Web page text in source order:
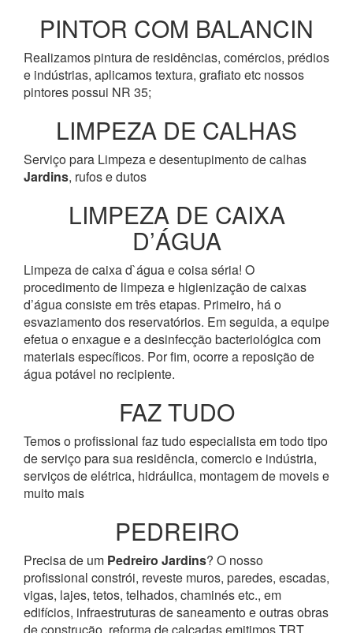
PINTOR COM BALANCIN
Realizamos pintura de residências, comércios, prédios
e indústrias, aplicamos textura, grafiato etc nossos
pintores possui NR 35;
LIMPEZA DE CALHAS
Serviço para Limpeza e desentupimento de calhas
Jardins, rufos e dutos
LIMPEZA DE CAIXA
D’ÁGUA
Limpeza de caixa d`água e coisa séria! O
procedimento de limpeza e higienização de caixas
d’água consiste em três etapas. Primeiro, há o
esvaziamento dos reservatórios. Em seguida, a equipe
efetua o enxague e a desinfecção bacteriológica com
materiais específicos. Por fim, ocorre a reposição de
água potável no recipiente.
FAZ TUDO
Temos o profissional faz tudo especialista em todo tipo
de serviço para sua residência, comercio e indústria,
serviços de elétrica, hidráulica, montagem de moveis e
muito mais
PEDREIRO
Precisa de um Pedreiro Jardins? O nosso
profissional constrói, reveste muros, paredes, escadas,
vigas, lajes, tetos, telhados, chaminés etc., em
edifícios, infraestruturas de saneamento e outras obras